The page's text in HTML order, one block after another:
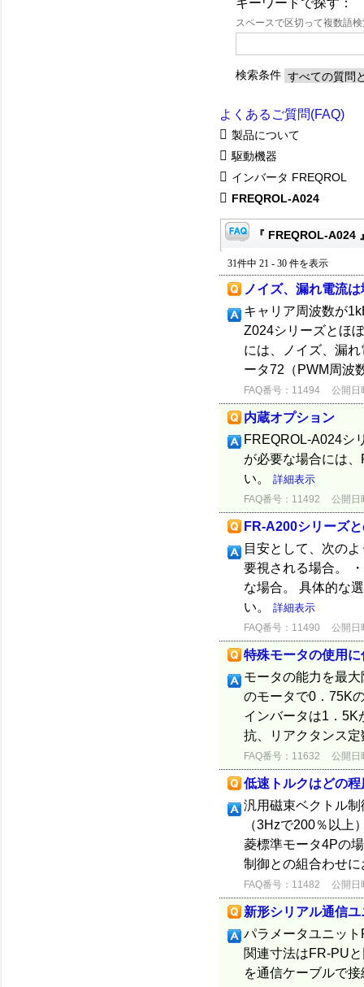
キーワードで探す：
スペースで区切って複数語
検索条件
よくあるご質問(FAQ)
製品について
駆動機器
インバータ FREQROL
FREQROL-A024
『 FREQROL-A024
31件中 21 - 30 件を表示
ノイズ、漏れ電流
キャリア周波数が
Z024シリーズとほ
には、ノイズ、漏
ータ72（PWM周波
FAQ番号：11494 公開日
内蔵オプション
FREQROL-A024シ
が必要な場合には
い。 詳細表示
FAQ番号：11492 公開日
FR-A200シリーズ
目安として、次の
要視される場合。
な場合。 具体的な
い。 詳細表示
FAQ番号：11490 公開日
特殊モータの使用に
モータの能力を最
のモータで0．75K
インバータは1．5K
抗、リアクタンス
FAQ番号：11632 公開日
低速トルクはどの
汎用磁束ベクトル
（3Hzで200％以上
菱標準モータ4Pの
制御との組合わせ
FAQ番号：11482 公開日
新形シリアル通信
パラメータユニッ
関連寸法はFR-PU
を通信ケーブルで